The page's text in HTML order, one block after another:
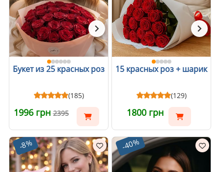
Букет из 25 красных роз
(185)
1996 грн2395
15 красных роз + шарик
(129)
1800 грн
-8% -40%